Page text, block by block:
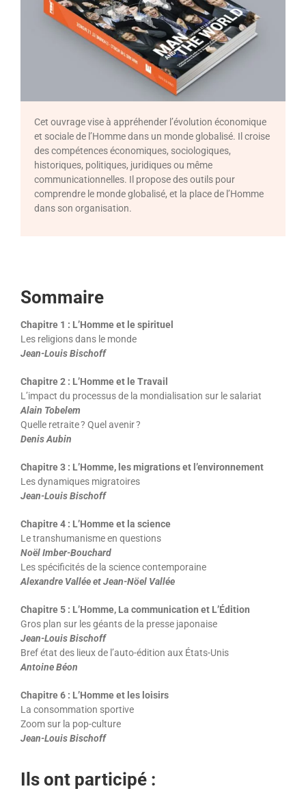
Cet ouvrage vise à appréhender l’évolution économique
et sociale de l’Homme dans un monde globalisé. Il croise
des compétences économiques, sociologiques,
historiques, politiques, juridiques ou même
communicationnelles. Il propose des outils pour
comprendre le monde globalisé, et la place de l’Homme
dans son organisation.
Sommaire
Chapitre 1 : L’Homme et le spirituel
Les religions dans le monde
Jean-Louis Bischoff
Chapitre 2 : L’Homme et le Travail
L’impact du processus de la mondialisation sur le salariat
Alain Tobelem
Quelle retraite ? Quel avenir ?
Denis Aubin
Chapitre 3 : L’Homme, les migrations et l’environnement
Les dynamiques migratoires
Jean-Louis Bischoff
Chapitre 4 : L’Homme et la science
Le transhumanisme en questions
Noël Imber-Bouchard
Les spécificités de la science contemporaine
Alexandre Vallée et Jean-Nöel Vallée
Chapitre 5 : L’Homme, La communication et L’Édition
Gros plan sur les géants de la presse japonaise
Jean-Louis Bischoff
Bref état des lieux de l’auto-édition aux États-Unis
Antoine Béon
Chapitre 6 : L’Homme et les loisirs
La consommation sportive
Zoom sur la pop-culture
Jean-Louis Bischoff
Ils ont participé :